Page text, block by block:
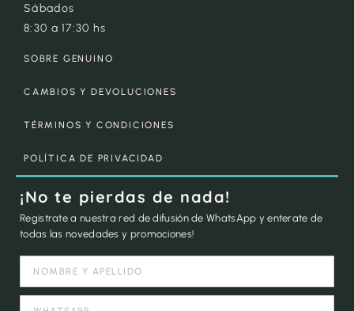
Sábados
8:30 a 17:30 hs
SOBRE GENUINO
CAMBIOS Y DEVOLUCIONES
TÉRMINOS Y CONDICIONES
POLÍTICA DE PRIVACIDAD
¡No te pierdas de nada!
Registrate a nuestra red de difusión de WhatsApp y enterate de
todas las novedades y promociones!